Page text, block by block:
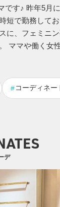
です♪ 昨年5月
短で勤務して
に、フェミニ
ママや働く女
ドを取り入れ
をしておりま
た提案を心がけ
SOTYの期間
せていただき
#コーディネ
デ